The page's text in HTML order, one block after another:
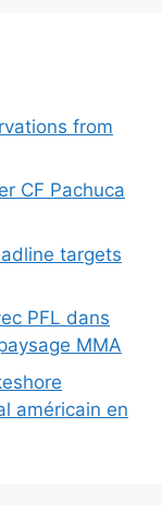
from
CF Pachuca
targets
PFL dans
MMA
américain en